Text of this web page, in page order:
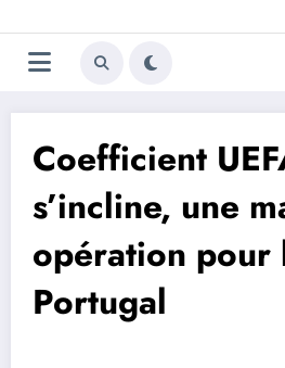
au
contenu
Coefficient
s’incline, une
opération pour
Portugal